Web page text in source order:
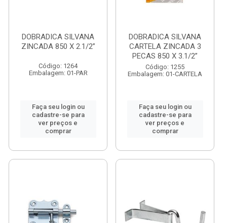
DOBRADICA SILVANA
ZINCADA 850 X 2.1/2”
Código: 1264
Embalagem: 01-PAR
Faça seu login ou
cadastre-se para
ver preços e
comprar
DOBRADICA SILVANA
CARTELA ZINCADA 3
PECAS 850 X 3.1/2”
Código: 1255
Embalagem: 01-CARTELA
Faça seu login ou
cadastre-se para
ver preços e
comprar